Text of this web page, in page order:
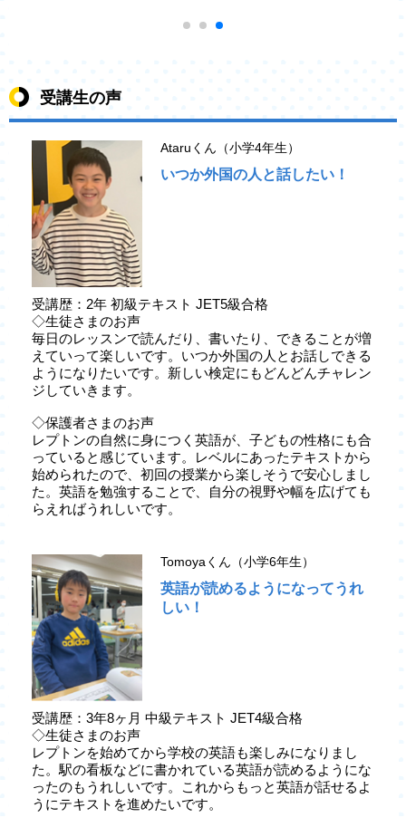
受講生の声
Ataruくん（小学4年生）
いつか外国の人と話したい！
受講歴：2年 初級テキスト JET5級合格
◇生徒さまのお声
毎日のレッスンで読んだり、書いたり、できることが増
えていって楽しいです。いつか外国の人とお話しできる
ようになりたいです。新しい検定にもどんどんチャレン
ジしていきます。
◇保護者さまのお声
レプトンの自然に身につく英語が、子どもの性格にも合
っていると感じています。レベルにあったテキストから
始められたので、初回の授業から楽しそうで安心しまし
た。英語を勉強することで、自分の視野や幅を広げても
らえればうれしいです。
Tomoyaくん（小学6年生）
英語が読めるようになってうれ
しい！
受講歴：3年8ヶ月 中級テキスト JET4級合格
◇生徒さまのお声
レプトンを始めてから学校の英語も楽しみになりまし
た。駅の看板などに書かれている英語が読めるようにな
ったのもうれしいです。これからもっと英語が話せるよ
うにテキストを進めたいです。